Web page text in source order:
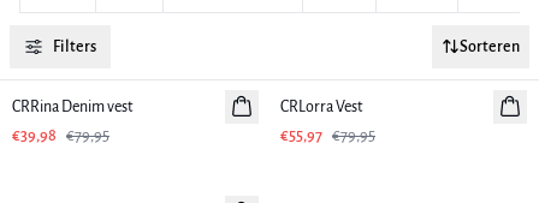
Filters Sorteren
-50%
CRRina Denim vest
€39,98
€79,95
CRLorra Vest
€55,97 €79,95